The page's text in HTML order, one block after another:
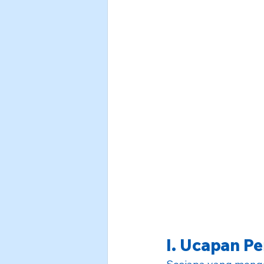
I. Ucapan